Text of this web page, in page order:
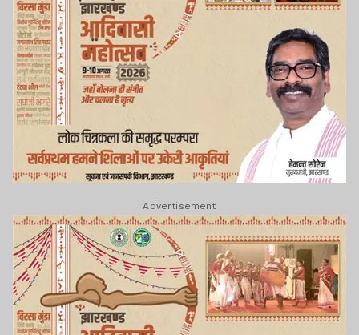
Advertisement